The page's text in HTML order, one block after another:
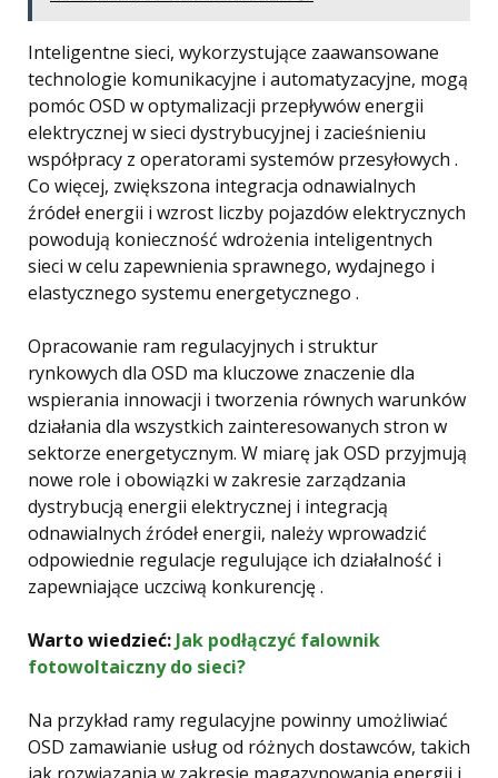
Inteligentne sieci, wykorzystujące zaawansowane
technologie komunikacyjne i automatyzacyjne, mogą
pomóc OSD w optymalizacji przepływów energii
elektrycznej w sieci dystrybucyjnej i zacieśnieniu
współpracy z operatorami systemów przesyłowych .
Co więcej, zwiększona integracja odnawialnych
źródeł energii i wzrost liczby pojazdów elektrycznych
powodują konieczność wdrożenia inteligentnych
sieci w celu zapewnienia sprawnego, wydajnego i
elastycznego systemu energetycznego .
Opracowanie ram regulacyjnych i struktur
rynkowych dla OSD ma kluczowe znaczenie dla
wspierania innowacji i tworzenia równych warunków
działania dla wszystkich zainteresowanych stron w
sektorze energetycznym. W miarę jak OSD przyjmują
nowe role i obowiązki w zakresie zarządzania
dystrybucją energii elektrycznej i integracją
odnawialnych źródeł energii, należy wprowadzić
odpowiednie regulacje regulujące ich działalność i
zapewniające uczciwą konkurencję .
Warto wiedzieć: Jak podłączyć falownik
fotowoltaiczny do sieci?
Na przykład ramy regulacyjne powinny umożliwiać
OSD zamawianie usług od różnych dostawców, takich